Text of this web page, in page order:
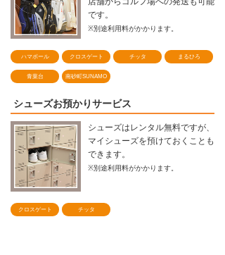
です。
※別途利用料がかかります。
ハマボール クロスゲート チッタ まるひろ
青葉台 南砂町SUNAMO
シューズお預かりサービス
シューズはレンタル無料ですが、
マイシューズを預けておくことも
できます。
※別途利用料がかかります。
クロスゲート チッタ